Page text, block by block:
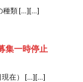
種類 […][…]
集一時停止
現在） […][…]